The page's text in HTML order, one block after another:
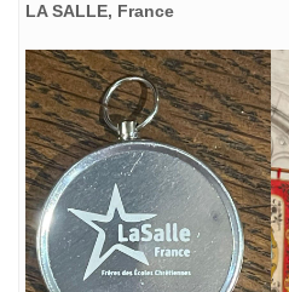
LA SALLE, France